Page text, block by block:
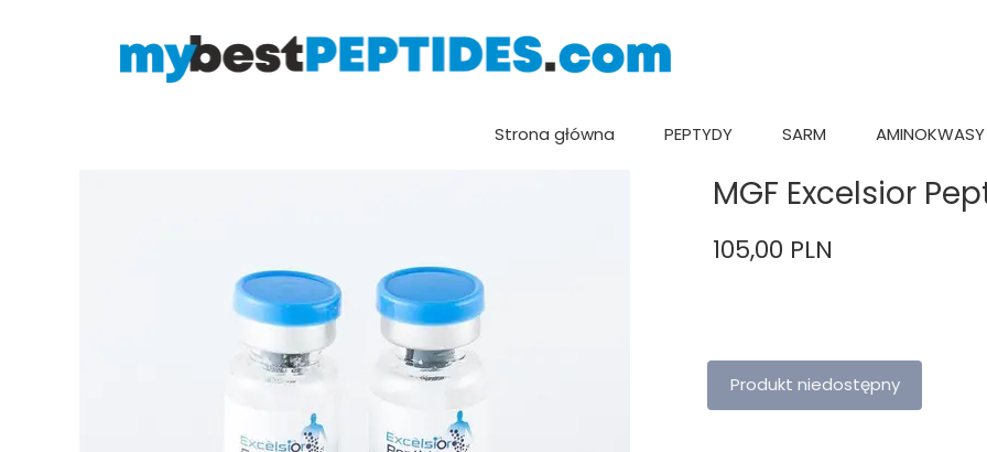
Strona główna PEPTYDY SARM AMINOKWASY
Produkt niedostępny
105,00 PLN
MGF Excelsior